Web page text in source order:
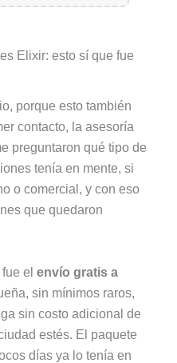
Elixir: esto sí que fue
porque esto también
contacto, la asesoría
preguntaron qué tipo de
tenía en mente, si
o comercial, y con eso
que quedaron
el envío gratis a
sin mínimos raros,
sin costo adicional de
estés. El paquete
días ya lo tenía en